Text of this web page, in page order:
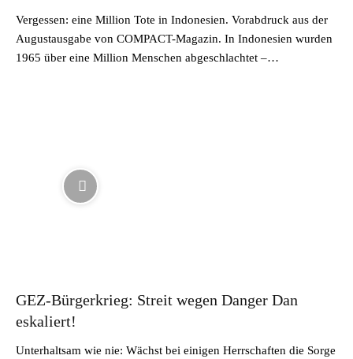
Vergessen: eine Million Tote in Indonesien. Vorabdruck aus der
Augustausgabe von COMPACT-Magazin. In Indonesien wurden
1965 über eine Million Menschen abgeschlachtet –…
GEZ-Bürgerkrieg: Streit wegen Danger Dan
eskaliert!
Unterhaltsam wie nie: Wächst bei einigen Herrschaften die Sorge